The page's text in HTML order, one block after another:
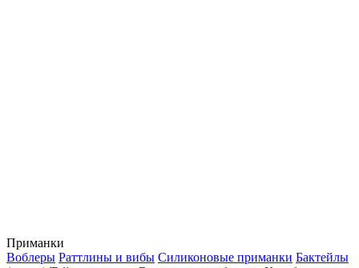
Приманки
Воблеры Раттлины и вибы Силиконовые приманки Бактейлы